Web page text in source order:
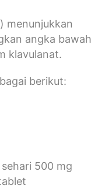
menunjukkan
angka bawah
klavulanat.
berikut:
500 mg